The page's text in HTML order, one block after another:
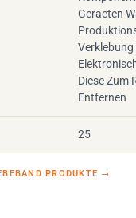
Geraeten
Verklebung
Diese Zum
Entfernen
25